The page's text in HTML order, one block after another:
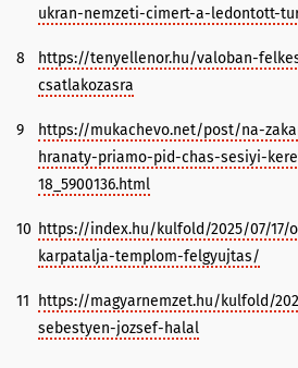
ukran-nemzeti-cimert-a-ledontott-
8
https://tenyellenor.hu/valoban-
csatlakozasra
9
https://mukachevo.net/post/na-
hranaty-priamo-pid-chas-sesiyi-
18_5900136.html
10 https://index.hu/kulfold/2025/07/17/
karpatalja-templom-felgyujtas/
11
https://magyarnemzet.hu/kulfold/
sebestyen-jozsef-halal